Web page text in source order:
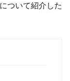
ついて紹介した